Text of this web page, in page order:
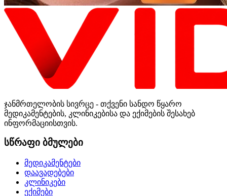
ჯანმრთელობის სივრცე - თქვენი სანდო წყარო
მედიკამენტების, კლინიკებისა და ექიმების შესახებ
ინფორმაციისთვის.
სწრაფი ბმულები
მედიკამენტები
დაავადებები
კლინიკები
ექიმები